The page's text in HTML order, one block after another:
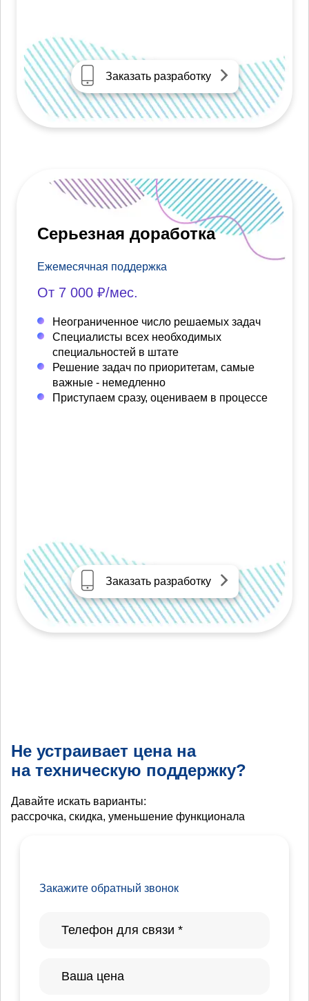
Заказать разработку
Серьезная доработка
Ежемесячная поддержка
От 7 000 ₽/мес.
Неограниченное число решаемых задач
Специалисты всех необходимых
специальностей в штате
Решение задач по приоритетам, самые
важные - немедленно
Приступаем сразу, оцениваем в процессе
Заказать разработку
Не устраивает цена на
на техническую поддержку?
Давайте искать варианты:
рассрочка, скидка, уменьшение функционала
Закажите обратный звонок